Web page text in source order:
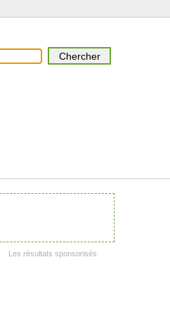
Les résultats sponsorisés